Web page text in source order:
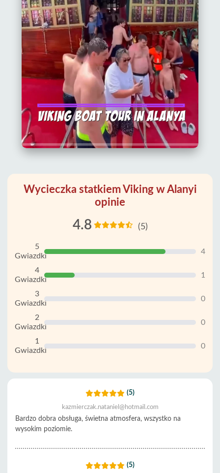
Wycieczka statkiem Viking w Alanyi
opinie
4.8 (5)
5
Gwiazdki
4
4
Gwiazdki
1
3
Gwiazdki
0
2
Gwiazdki
0
1
Gwiazdki
0
(5)
kazmierczak.nataniel@hotmail.com
Bardzo dobra obsługa, świetna atmosfera, wszystko na
wysokim poziomie.
(5)